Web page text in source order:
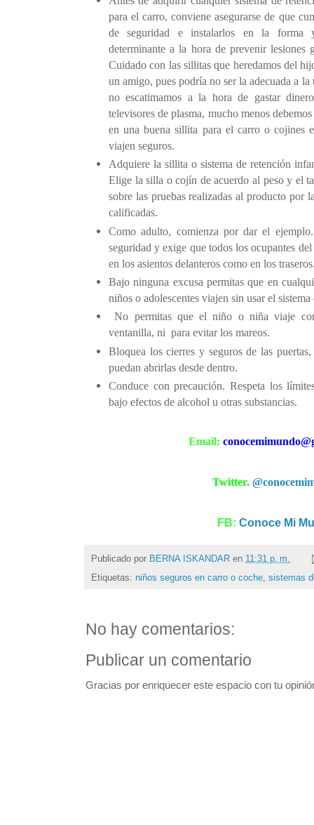
para el carro, conviene asegurarse de que
de seguridad e instalarlos en la forma
determinante a la hora de prevenir lesiones
Cuidado con las sillitas que heredamos del
un amigo, pues podría no ser la adecuada a
no escatimamos a la hora de gastar
televisores de plasma, mucho menos
en una buena sillita para el carro o cojines
viajen seguros.
Adquiere la sillita o sistema de retención
Elige la silla o cojín de acuerdo al peso y el
sobre las pruebas realizadas al producto por
calificadas.
Como adulto, comienza por dar el
seguridad y exige que todos los ocupantes
en los asientos delanteros como en los
Bajo ninguna excusa permitas que en
niños o adolescentes viajen sin usar el
No permitas que el niño o niña viaje
ventanilla, ni para evitar los mareos.
Bloquea los cierres y seguros de las
puedan abrirlas desde dentro.
Conduce con precaución. Respeta los
bajo efectos de alcohol u otras substancias.
Email:
Twitter.
FB:Conoce Mi
Publicado por BERNA ISKANDAR en 11:31 p. m.
Etiquetas: niños seguros en carro o coche sistemas
No hay comentarios:
Publicar un comentario
Gracias por enriquecer este espacio con tu